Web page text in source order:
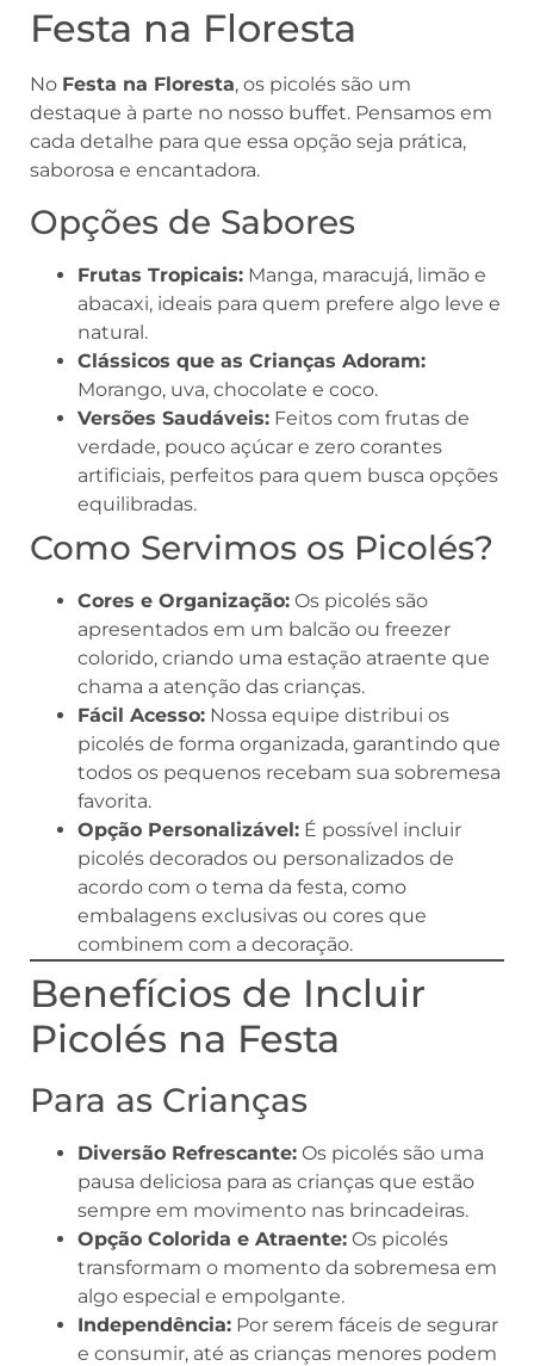
Festa na Floresta
No Festa na Floresta, os picolés são um
destaque à parte no nosso buffet. Pensamos em
cada detalhe para que essa opção seja prática,
saborosa e encantadora.
Opções de Sabores
Frutas Tropicais: Manga, maracujá, limão e
abacaxi, ideais para quem prefere algo leve e
natural.
Clássicos que as Crianças Adoram:
Morango, uva, chocolate e coco.
Versões Saudáveis: Feitos com frutas de
verdade, pouco açúcar e zero corantes
artificiais, perfeitos para quem busca opções
equilibradas.
Como Servimos os Picolés?
Cores e Organização: Os picolés são
apresentados em um balcão ou freezer
colorido, criando uma estação atraente que
chama a atenção das crianças.
Fácil Acesso: Nossa equipe distribui os
picolés de forma organizada, garantindo que
todos os pequenos recebam sua sobremesa
favorita.
Opção Personalizável: É possível incluir
picolés decorados ou personalizados de
acordo com o tema da festa, como
embalagens exclusivas ou cores que
combinem com a decoração.
Benefícios de Incluir
Picolés na Festa
Para as Crianças
Diversão Refrescante: Os picolés são uma
pausa deliciosa para as crianças que estão
sempre em movimento nas brincadeiras.
Opção Colorida e Atraente: Os picolés
transformam o momento da sobremesa em
algo especial e empolgante.
Independência: Por serem fáceis de segurar
e consumir, até as crianças menores podem